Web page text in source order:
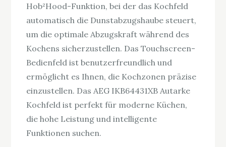
Hob²Hood-Funktion, bei der das Kochfeld
automatisch die Dunstabzugshaube steuert,
um die optimale Abzugskraft während des
Kochens sicherzustellen. Das Touchscreen-
Bedienfeld ist benutzerfreundlich und
ermöglicht es Ihnen, die Kochzonen präzise
einzustellen. Das AEG IKB64431XB Autarke
Kochfeld ist perfekt für moderne Küchen,
die hohe Leistung und intelligente
Funktionen suchen.